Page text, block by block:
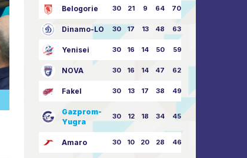
Belogorie 30 21 9 64 70:40
Dinamo-LO 30 17 13 48 63:57
Yenisei 30 16 14 50 59:53
NOVA 30 16 14 47 62:58
Fakel 30 13 17 38 49:62
Gazprom-
Yugra
30 12 18 34 45:63
Amaro 30 10 20 28 46:73